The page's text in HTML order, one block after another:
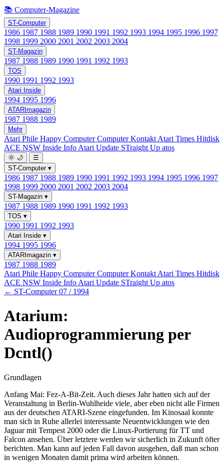
📚 Computer-Magazine
ST-Computer
1986 1987 1988 1989 1990 1991 1992 1993 1994 1995 1996 1997
1998 1999 2000 2001 2002 2003 2004
ST-Magazin
1987 1988 1989 1990 1991 1992 1993
TOS
1990 1991 1992 1993
Atari Inside
1994 1995 1996
ATARImagazin
1987 1988 1989
Mehr
Atari Phile Happy ComputerComputer Kontakt Atari Times Hitdisk
ACE NSW Inside Info Atari Update STraight Up atos
🌞 🌙
☰
ST-Computer ▾
1986 1987 1988 1989 1990 1991 1992 1993 1994 1995 1996 1997
1998 1999 2000 2001 2002 2003 2004
ST-Magazin ▾
1987 1988 1989 1990 1991 1992 1993
TOS ▾
1990 1991 1992 1993
Atari Inside ▾
1994 1995 1996
ATARImagazin ▾
1987 1988 1989
Atari Phile Happy ComputerComputer Kontakt Atari Times Hitdisk
ACE NSW Inside Info Atari Update STraight Up atos
← ST-Computer 07 / 1994
Atarium:
Audioprogrammierung per
Dcntl()
Grundlagen
Anfang Mai: Fez-A-Bit-Zeit. Auch dieses Jahr hatten sich auf der
Veranstaltung in Berlin-Wuhlheide viele, aber eben nicht alle Firmen
aus der deutschen ATARI-Szene eingefunden. Im Kinosaal konnte
man sich in Ruhe allerlei interessante Neuentwicklungen wie den
Jaguar mit Tempest 2000 oder die Linux-Portierung für TT und
Falcon ansehen. Über letztere werden wir sicherlich in Zukunft öfter
berichten. Man kann auf jeden Fall davon ausgehen, daß man schon
in wenigen Monaten damit prima wird arbeiten können.